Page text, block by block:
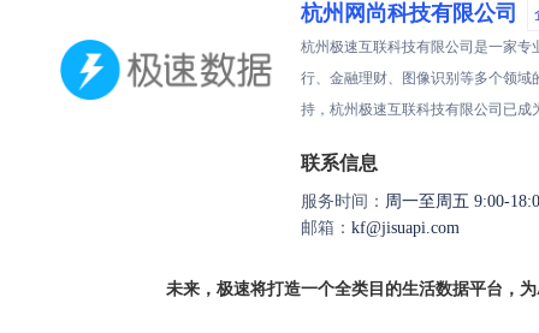
杭州网尚科技有限公司
杭州极速互联科技有限公司是一家
行、金融理财、图像识别等多个领
持，杭州极速互联科技有限公司已成
联系信息
服务时间： 周一至周五 9:00-
邮箱： kf@jisuapi.com
未来，极速将打造一个全类目的生活数据平台，